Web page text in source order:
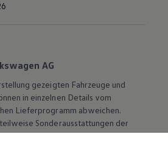
AG
gezeigten Fahrzeuge und
in einzelnen Details vom
Lieferprogramm abweichen.
Sonderausstattungen der
Mehrpreis.